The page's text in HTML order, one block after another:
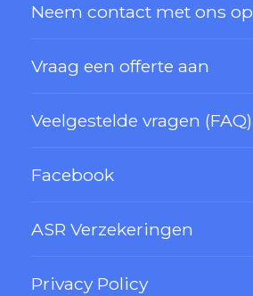
Neem contact met ons op
Vraag een offerte aan
Veelgestelde vragen (FAQ)
Facebook
ASR Verzekeringen
Privacy Policy